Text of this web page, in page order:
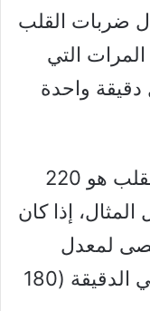
ضربات القلب
التي
واحدة
الحد الأقصى لمعدل ضربات القلب هو 220
إذا كان
لمعدل
ضربات القلب هو 180 نبضة في الدقيقة (180